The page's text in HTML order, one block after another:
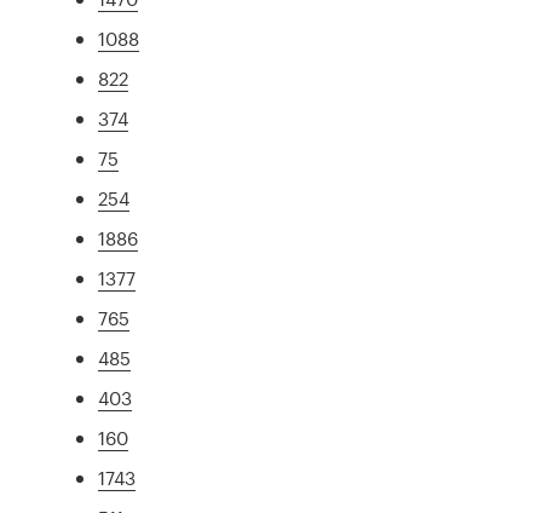
1088
822
374
75
254
1886
1377
765
485
403
160
1743